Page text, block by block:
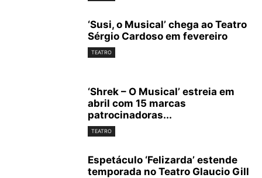
‘Susi, o Musical’ chega ao Teatro
Sérgio Cardoso em fevereiro
TEATRO
‘Shrek – O Musical’ estreia em
abril com 15 marcas
patrocinadoras...
TEATRO
Espetáculo ‘Felizarda’ estende
temporada no Teatro Glaucio Gill